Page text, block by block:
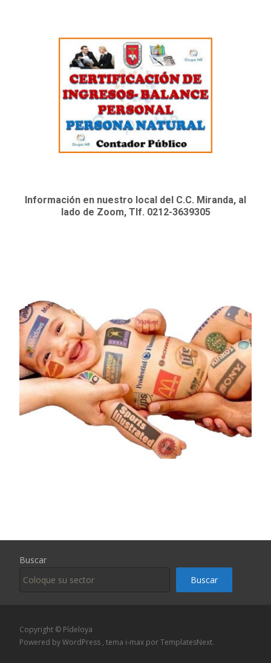
Información en nuestro local del C.C. Miranda, al
lado de Zoom, Tlf. 0212-3639305
Buscar
Buscar
Copyright © Pídeloya
Powered by WordPress , tema i-max por TemplatesNext.